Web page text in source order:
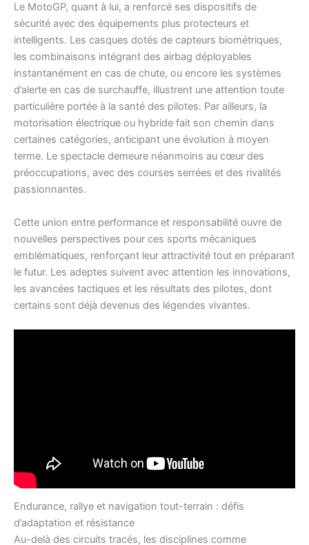
Le MotoGP, quant à lui, a renforcé ses dispositifs de
sécurité avec des équipements plus protecteurs et
intelligents. Les casques dotés de capteurs biométriques,
les combinaisons intégrant des airbag déployables
instantanément en cas de chute, ou encore les systèmes
d’alerte en cas de surchauffe, illustrent une attention toute
particulière portée à la santé des pilotes. Par ailleurs, la
motorisation électrique ou hybride fait son chemin dans
certaines catégories, anticipant une évolution à moyen
terme. Le spectacle demeure néanmoins au cœur des
préoccupations, avec des courses serrées et des rivalités
passionnantes.
Cette union entre performance et responsabilité ouvre de
nouvelles perspectives pour ces sports mécaniques
emblématiques, renforçant leur attractivité tout en préparant
le futur. Les adeptes suivent avec attention les innovations,
les avancées tactiques et les résultats des pilotes, dont
certains sont déjà devenus des légendes vivantes.
Endurance, rallye et navigation tout-terrain : défis
d’adaptation et résistance
Au-delà des circuits tracés, les disciplines comme